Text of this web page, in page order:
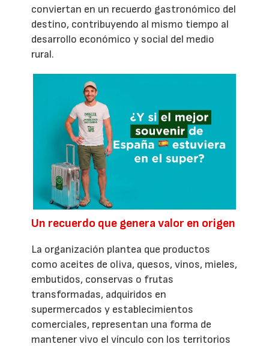
conviertan en un recuerdo gastronómico del
destino, contribuyendo al mismo tiempo al
desarrollo económico y social del medio
rural.
Un recuerdo que genera valor en origen
La organización plantea que productos
como aceites de oliva, quesos, vinos, mieles,
embutidos, conservas o frutas
transformadas, adquiridos en
supermercados y establecimientos
comerciales, representan una forma de
mantener vivo el vínculo con los territorios